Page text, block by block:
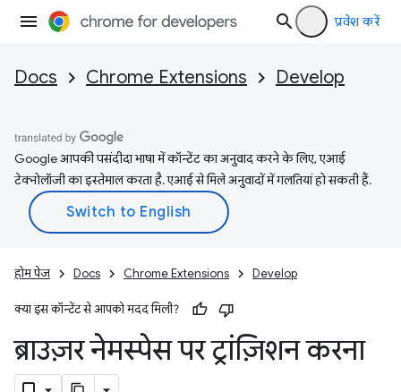
प्रवेश करें
Docs Chrome Extensions Develop
Google आपकी पसंदीदा भाषा में कॉन्टेंट का अनुवाद करने के लिए, एआई
टेक्नोलॉजी का इस्तेमाल करता है. एआई से मिले अनुवादों में गलतियां हो सकती हैं.
होम पेज Docs Chrome Extensions Develop
क्या इस कॉन्टेंट से आपको मदद मिली?
ब्राउज़र नेमस्पेस पर ट्रांज़िशन करना